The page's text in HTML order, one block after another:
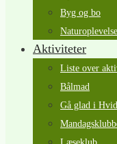
Byg og bo
Aktiviteter
Liste over
Bålmad
Gå glad i